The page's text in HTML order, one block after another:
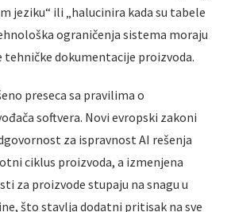
jeziku“ ili „halucinira kada su tabele
ograničenja sistema moraju
tehničke dokumentacije proizvoda.
preseca sa pravilima o
softvera. Novi evropski zakoni
za ispravnost AI rešenja
ciklus proizvoda, a izmenjena
za proizvode stupaju na snagu u
što stavlja dodatni pritisak na sve